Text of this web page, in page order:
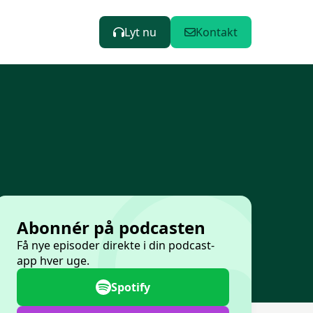
Lyt nu Kontakt
Abonnér på podcasten
Få nye episoder direkte i din podcast-
app hver uge.
Spotify